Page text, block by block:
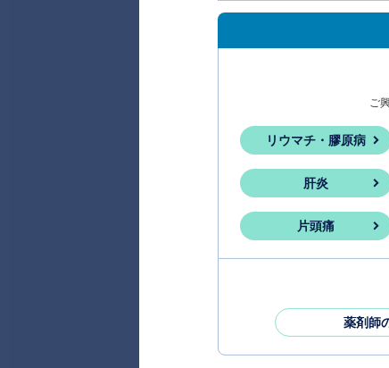
ご
リウマチ・膠原病
肝炎
片頭痛
薬剤師